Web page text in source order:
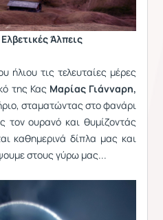
Άλπεις
ήλιου τις τελευταίες μέρες
της Κας Μαρίας Γιάνναρη,
σταματώντας στο φανάρι
τον ουρανό και θυμίζοντάς
καθημερινά δίπλα μας και
στους γύρω μας...